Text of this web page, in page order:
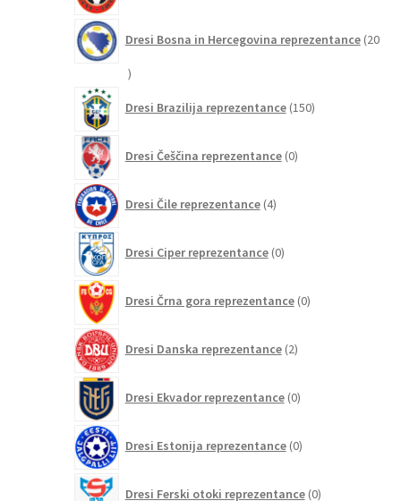
Dresi Bosna in Hercegovina reprezentance 20
20
Dresi Brazilija reprezentance 150izdelkov
Dresi Češčina reprezentance 0izdelkov
Dresi Čile reprezentance 4izdelki
Dresi Ciper reprezentance 0izdelkov
Dresi Črna gora reprezentance 0izdelkov
Dresi Danska reprezentance 2izdelka
Dresi Ekvador reprezentance 0izdelkov
Dresi Estonija reprezentance 0izdelkov
Dresi Ferski otoki reprezentance 0